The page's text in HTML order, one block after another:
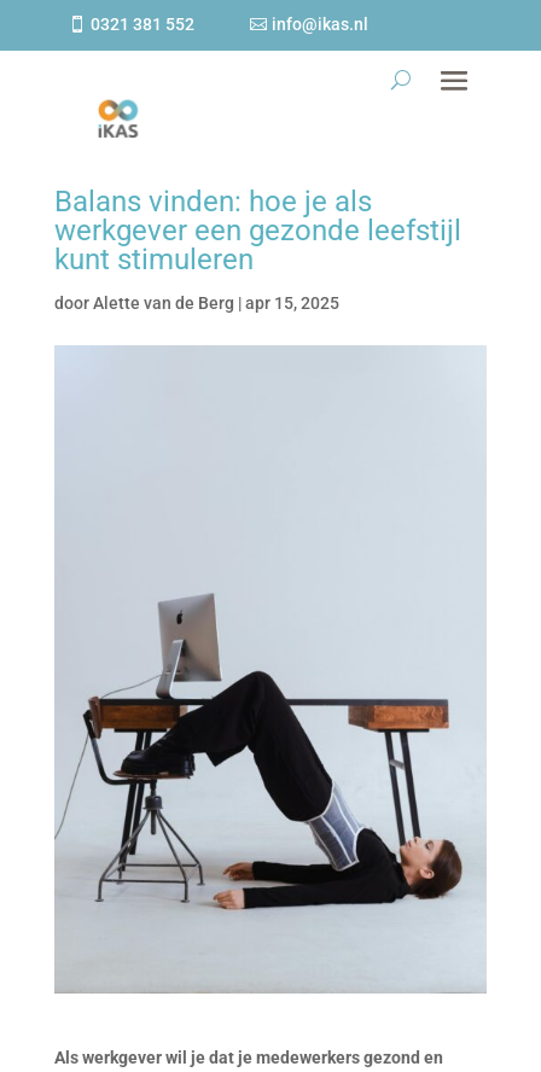
0321 381 552 info@ikas.nl
Balans vinden: hoe je als
werkgever een gezonde leefstijl
kunt stimuleren
doorAlette van de Berg |apr 15, 2025
Als werkgever wil je dat je medewerkers gezond en